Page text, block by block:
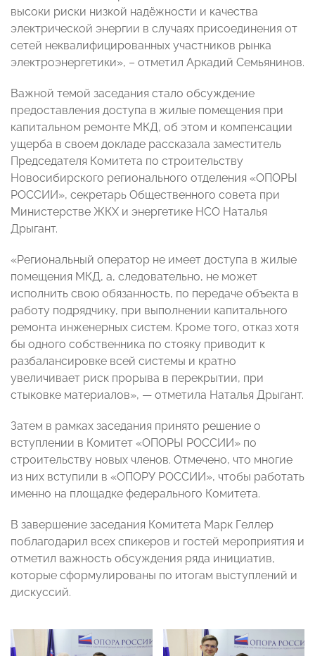
высоки риски низкой надёжности и качества
электрической энергии в случаях присоединения от
сетей неквалифицированных участников рынка
электроэнергетики», – отметил Аркадий Семьянинов.
Важной темой заседания стало обсуждение
предоставления доступа в жилые помещения при
капитальном ремонте МКД, об этом и компенсации
ущерба в своем докладе рассказала заместитель
Председателя Комитета по строительству
Новосибирского регионального отделения «ОПОРЫ
РОССИИ», секретарь Общественного совета при
Министерстве ЖКХ и энергетике НСО Наталья
Дрыгант.
«Региональный оператор не имеет доступа в жилые
помещения МКД, а, следовательно, не может
исполнить свою обязанность, по передаче объекта в
работу подрядчику, при выполнении капитального
ремонта инженерных систем. Кроме того, отказ хотя
бы одного собственника по стояку приводит к
разбалансировке всей системы и кратно
увеличивает риск прорыва в перекрытии, при
стыковке материалов», — отметила Наталья Дрыгант.
Затем в рамках заседания принято решение о
вступлении в Комитет «ОПОРЫ РОССИИ» по
строительству новых членов. Отмечено, что многие
из них вступили в «ОПОРУ РОССИИ», чтобы работать
именно на площадке федерального Комитета.
В завершение заседания Комитета Марк Геллер
поблагодарил всех спикеров и гостей мероприятия и
отметил важность обсуждения ряда инициатив,
которые сформулированы по итогам выступлений и
дискуссий.